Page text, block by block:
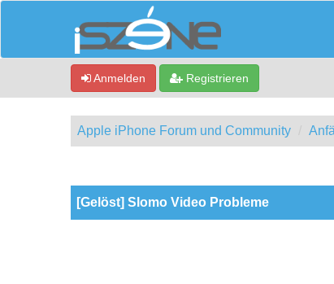
Anmelden Registrieren
Apple iPhone Forum und Community
[Gelöst] Slomo Video Probleme